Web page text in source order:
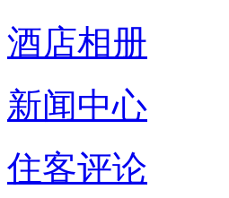
酒店相册
新闻中心
住客评论